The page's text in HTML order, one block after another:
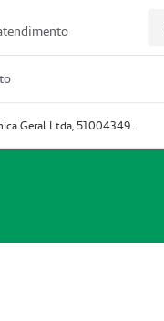
Prestador: Vipmed Clínica Geral Ltda, 51004349-0 (Nome Fantasia: Policlínica Master)